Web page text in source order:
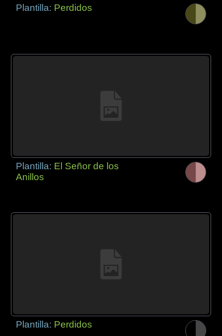
Plantilla: Perdidos
Plantilla: El Señor de los
Anillos
Plantilla: Perdidos